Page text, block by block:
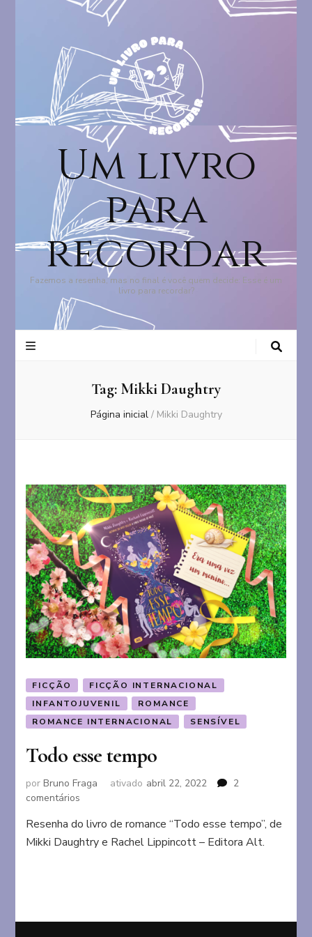
Um livro
para
recordar
Fazemos a resenha, mas no final é você quem decide: Esse é um
livro para recordar?
Tag: Mikki Daughtry
Página inicial / Mikki Daughtry
FICÇÃO
FICÇÃO INTERNACIONAL
INFANTOJUVENIL
ROMANCE
ROMANCE INTERNACIONAL
SENSÍVEL
Todo esse tempo
porBruno Fraga ativado abril 22, 2022
2
comentários
esse
tempo
Resenha do livro de romance “Todo esse tempo”, de
Mikki Daughtry e Rachel Lippincott – Editora Alt.